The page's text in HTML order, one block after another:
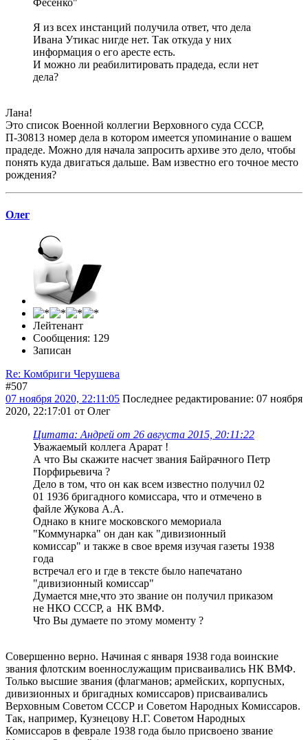
Фесенко"
Я из всех инстанций получила ответ, что дела
Ивана Утикас нигде нет. Так откуда у них
информация о его аресте есть.
И можно ли реабилитировать прадеда, если нет
дела?
Лана!
Это список Военной коллегии Верховного суда СССР,
П-30813 номер дела в котором имеется упоминание о вашем
прадеде. Можно для начала запросить архиве это дело, чтобы
понять куда двигаться дальше. Вам известно его точное место
рождения?
Олег
Лейтенант
Сообщения: 129
Записан
Re: Комбриги Черушева
#507
07 ноября 2020, 22:11:05 Последнее редактирование: 07 ноября
2020, 22:17:01 от Олег
Цитата: Андрей от 26 августа 2015, 20:11:22
Уважаемый коллега Арарат !
А что Вы скажите насчет звания Байрачного Петр
Порфирьевича ?
Дело в том, что он как всем известно получил 02
01 1936 бригадного комиссара, что и отмечено в
файле Жукова А.А.
Однако в книге московского мемориала
"Коммунарка" он дан как "дивизионный
комиссар" и также в свое время изучая газеты 1938
года
встречал его и где в тексте было напечатано
"дивизионный комиссар"
Думается мне,что это звание он получил приказом
не НКО СССР, а НК ВМФ.
Что Вы думаете по этому моменту ?
Совершенно верно. Начиная с января 1938 года воинские
звания флотским военнослужащим присваивались НК ВМФ.
Только высшие звания (флагманов; армейских, корпусных,
дивизионных и бригадных комиссаров) присваивались
Верховным Советом СССР и Советом Народных Комиссаров.
Так, например, Кузнецову Н.Г. Советом Народных
Комиссаров в феврале 1938 года было присвоено звание